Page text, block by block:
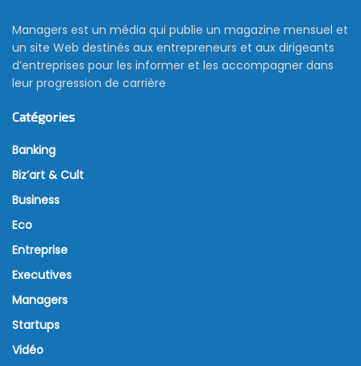
Managers est un média qui publie un magazine mensuel et
un site Web destinés aux entrepreneurs et aux dirigeants
d’entreprises pour les informer et les accompagner dans
leur progression de carrière
Catégories
Banking
Biz’art & Cult
Business
Eco
Entreprise
Executives
Managers
Startups
Vidéo